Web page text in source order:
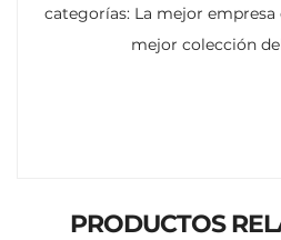
categorías: La mejor empresa
mejor colección
PRODUCTOS